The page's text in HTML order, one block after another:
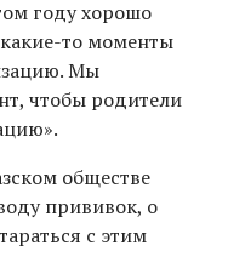
году хорошо
то моменты
Мы
чтобы родители
обществе
прививок, о
с этим